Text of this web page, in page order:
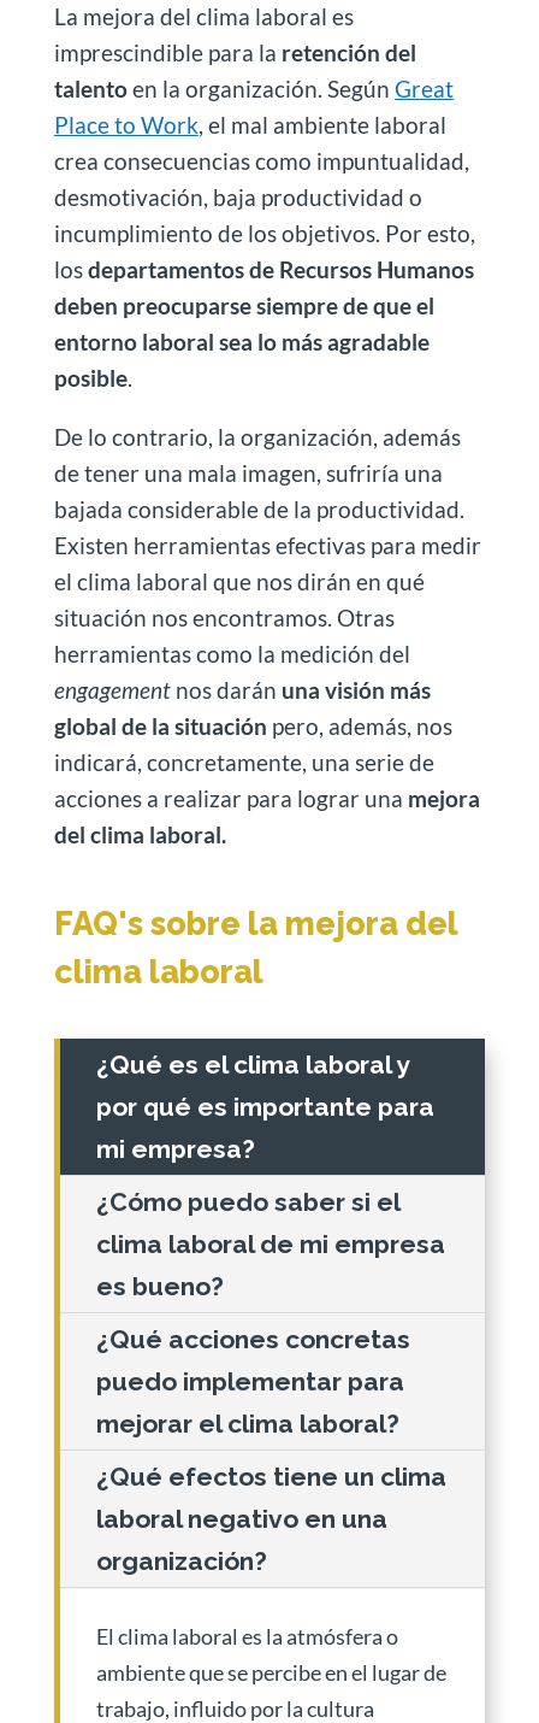
La mejora del clima laboral es
imprescindible para la retención del
talentoen la organización. Según Great
Place to Work, el mal ambiente laboral
crea consecuencias como impuntualidad,
desmotivación, baja productividad o
incumplimiento de los objetivos. Por esto,
losdepartamentos de Recursos Humanos
deben preocuparse siempre de que el
entorno laboral sea lo más agradable
posible.
De lo contrario, la organización, además
de tener una mala imagen, sufriría una
bajada considerable de la productividad.
Existen herramientas efectivas para medir
el clima laboral que nos dirán en qué
situación nos encontramos. Otras
herramientas como la medición del
engagementnos darán una visión más
global de la situación pero, además, nos
indicará, concretamente, una serie de
acciones a realizar para lograr una mejora
del clima laboral.
FAQ's sobre la mejora del
clima laboral
¿Qué es el clima laboral y
por qué es importante para
mi empresa?
¿Cómo puedo saber si el
clima laboral de mi empresa
es bueno?
¿Qué acciones concretas
puedo implementar para
mejorar el clima laboral?
¿Qué efectos tiene un clima
laboral negativo en una
organización?
El clima laboral es la atmósfera o
ambiente que se percibe en el lugar de
trabajo, influido por la cultura